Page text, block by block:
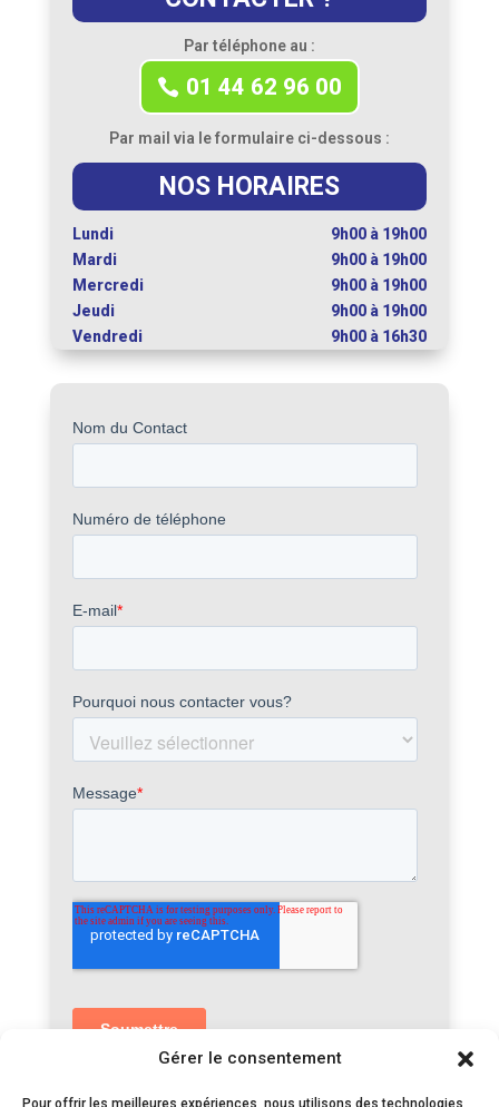
Gérer le consentement
Pour offrir les meilleures expériences, nous utilisons des technologies
Par téléphone au :
01 44 62 96 00
Par mail via le formulaire ci-dessous :
NOS HORAIRES
Lundi
9h00 à 19h00
Mardi
9h00 à 19h00
Mercredi
9h00 à 19h00
Jeudi
9h00 à 19h00
Vendredi
9h00 à 16h30